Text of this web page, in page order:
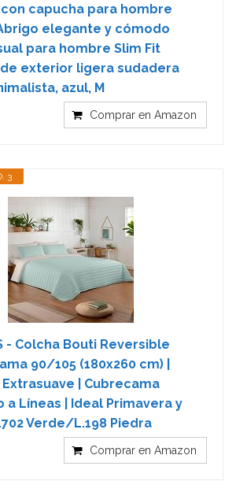
capucha para hombre
elegante y cómodo
para hombre Slim Fit
exterior ligera sudadera
azul, M
Comprar en Amazon
3
- Colcha Bouti Reversible
90/105 (180x260 cm) |
| Cubrecama
a Líneas | Ideal Primavera y
Verde/L.198 Piedra
Comprar en Amazon